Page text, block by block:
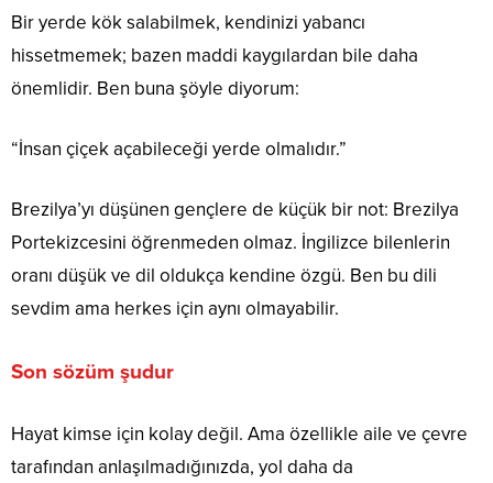
Bir yerde kök salabilmek, kendinizi yabancı
hissetmemek; bazen maddi kaygılardan bile daha
önemlidir. Ben buna şöyle diyorum:
“İnsan çiçek açabileceği yerde olmalıdır.”
Brezilya’yı düşünen gençlere de küçük bir not: Brezilya
Portekizcesini öğrenmeden olmaz. İngilizce bilenlerin
oranı düşük ve dil oldukça kendine özgü. Ben bu dili
sevdim ama herkes için aynı olmayabilir.
Son sözüm şudur
Hayat kimse için kolay değil. Ama özellikle aile ve çevre
tarafından anlaşılmadığınızda, yol daha da